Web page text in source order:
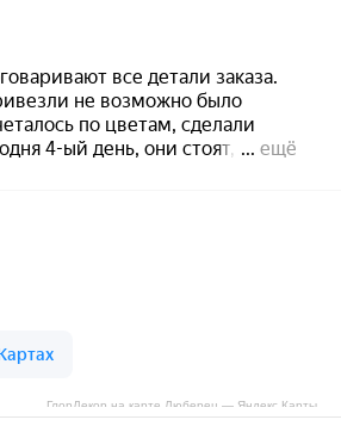
ГлорДекор на карте Люберец — Яндекс Карты